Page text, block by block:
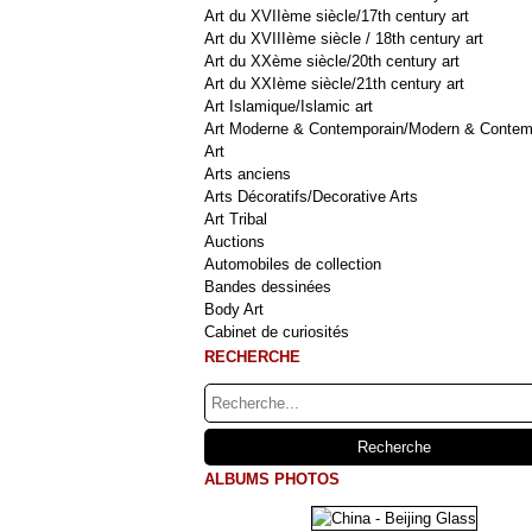
Art du XVIIème siècle/17th century art
Art du XVIIIème siècle / 18th century art
Art du XXème siècle/20th century art
Art du XXIème siècle/21th century art
Art Islamique/Islamic art
Art Moderne & Contemporain/Modern &
Art
Arts anciens
Arts Décoratifs/Decorative Arts
Art Tribal
Auctions
Automobiles de collection
Bandes dessinées
Body Art
Cabinet de curiosités
RECHERCHE
ALBUMS PHOTOS